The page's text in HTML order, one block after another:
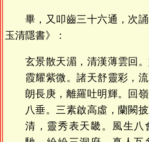
畢，又叩齒三十六通，次
玉清隱書》：
玄景散天湄，清漢薄雲回
霞耀紫微。諸天舒靈彩，
朗長庚，離羅吐明輝。回
八垂。三素啟高虛，蘭闕
清，靈秀表天畿。風生八